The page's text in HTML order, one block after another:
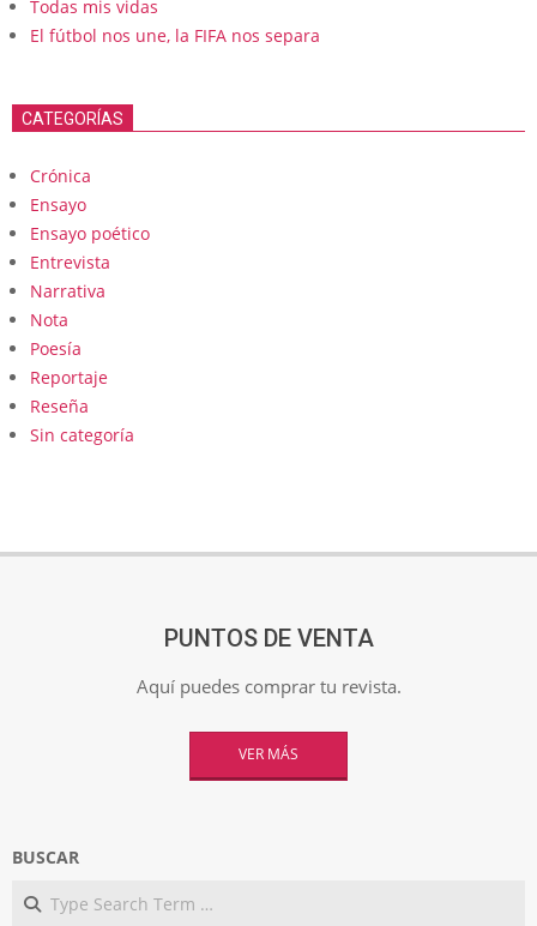
Todas mis vidas
El fútbol nos une, la FIFA nos separa
CATEGORÍAS
Crónica
Ensayo
Ensayo poético
Entrevista
Narrativa
Nota
Poesía
Reportaje
Reseña
Sin categoría
PUNTOS DE VENTA
Aquí puedes comprar tu revista.
VER MÁS
BUSCAR
Search